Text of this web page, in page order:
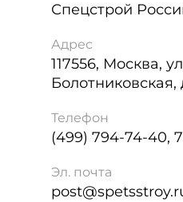
Спецстрой
Адрес
117556, Москва,
Болотниковская,
Телефон
(499) 794-74-40,
Эл. почта